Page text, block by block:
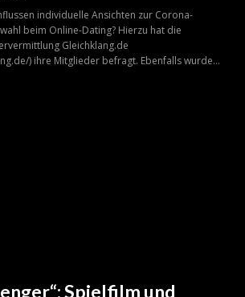
individuelle Ansichten zur Corona-
beim Online-Dating? Hierzu hat die
Gleichklang.de
) ihre Mitglieder befragt. Ebenfalls wurde...
Spielfilm und